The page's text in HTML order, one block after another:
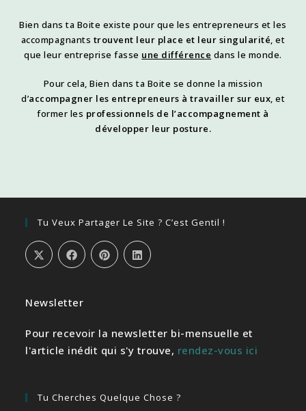
Bien dans ta Boite existe pour que les entrepreneurs et les
accompagnants trouvent leur place et leur singularité, et
que leur entreprise fasse une différence dans le monde.
Pour cela, Bien dans ta Boite se donne la mission
d’accompagner les entrepreneurs à travailler sur eux, et
former les professionnels de l’accompagnement à
développer leur posture.
Tu Veux Partager Le Site ? C’est Gentil !
Newsletter
Pour recevoir la newsletter bi-mensuelle et
l'article inédit qui s'y trouve, rendez-vous ici
Tu Cherches Quelque Chose ?